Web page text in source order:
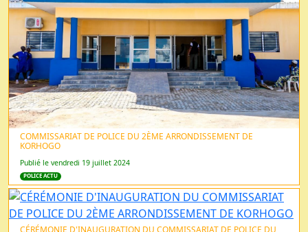
COMMISSARIAT DE POLICE DU 2ÈME ARRONDISSEMENT DE
KORHOGO
Publié le vendredi 19 juillet 2024
POLICE ACTU